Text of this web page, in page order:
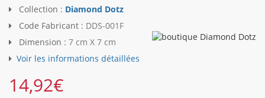
Collection : Diamond Dotz
Code Fabricant : DDS-001F
Dimension : 7 cm X 7 cm
Voir les informations détaillées
14,92€